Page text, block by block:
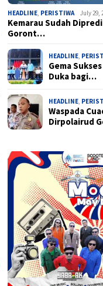
HEADLINE, PERISTIWA July 29,
Kemarau Sudah
Goront…
HEADLINE,
Gema
Duka bagi…
HEADLINE,
Waspada
Dirpolairud